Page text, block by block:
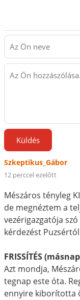
Küldés
Szkeptikus_Gábor
12 perccel ezelőtt
Mészáros tényleg
de megnéztem a
vezérigazgatója
kérdezést
FRISSÍTÉS
Azt mondja,
tegnap este óta.
ennyire kiborította